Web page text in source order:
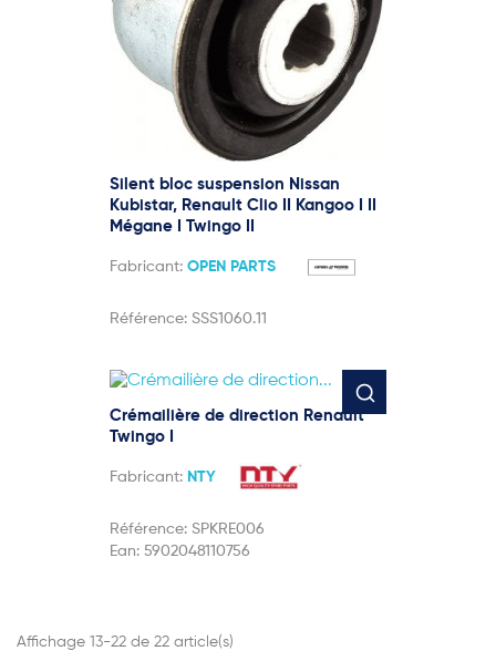
Silent bloc suspension Nissan
Kubistar, Renault Clio II Kangoo I II
Mégane I Twingo II
Fabricant: OPEN PARTS
Référence: SSS1060.11
Crémailière de direction Renault
Twingo I
Fabricant: NTY
Référence: SPKRE006
Ean: 5902048110756
Affichage 13-22 de 22 article(s)